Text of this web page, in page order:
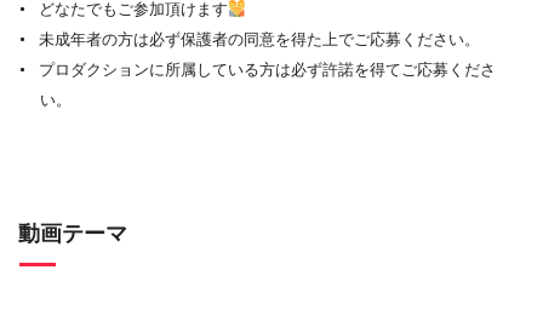
どなたでもご参加頂けます
未成年者の方は必ず保護者の同意を得た上でご応募ください。
プロダクションに所属している方は必ず許諾を得てご応募くださ
い。
動画テーマ